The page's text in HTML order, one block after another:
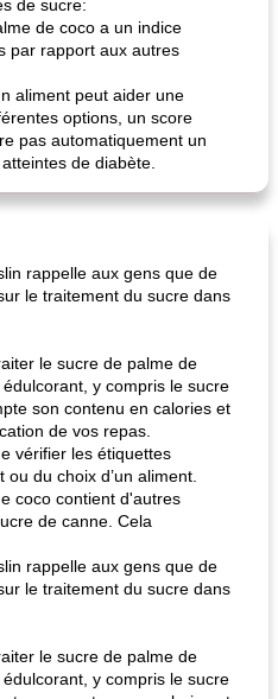
de sucre:
de coco a un indice
par rapport aux autres
aliment peut aider une
options, un score
pas automatiquement un
de diabète.
rappelle aux gens que de
le traitement du sucre dans
le sucre de palme de
y compris le sucre
son contenu en calories et
de vos repas.
vérifier les étiquettes
du choix d’un aliment.
coco contient d'autres
de canne. Cela
rappelle aux gens que de
le traitement du sucre dans
le sucre de palme de
y compris le sucre